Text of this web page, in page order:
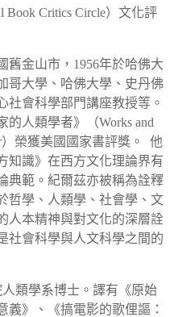
Critics Circle）文化評
舊金山市，1956年於哈佛大
哥大學、哈佛大學、史丹佛
社會科學部門講座教授等。
的人類學者》（Works and
）榮獲美國國家書評獎。 他
知識》在西方文化理論界有
典範。紀爾茲亦被稱為詮釋
哲學、人類學、社會學、文
人本精神與對文化的深層詮
社會科學與人文科學之間的
類學系博士。譯有《原始
義》、《搞電影的歌俚謳：